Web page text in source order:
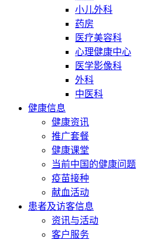
小儿外科
药房
医疗美容科
心理健康中心
医学影像科
外科
中医科
健康信息
健康资讯
推广套餐
健康课堂
当前中国的健康问题
疫苗接种
献血活动
患者及访客信息
资讯与活动
客户服务